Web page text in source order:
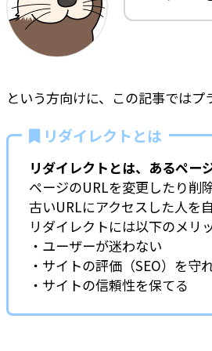
という方向けに、この記事では
リダイレクトとは
リダイレクトとは、あるペー
ページのURLを変更したり削
古いURLにアクセスした人を
リダイレクトには以下のメリ
・ユーザーが迷わない
・サイトの評価（SEO）を守
・サイトの信頼性を保てる